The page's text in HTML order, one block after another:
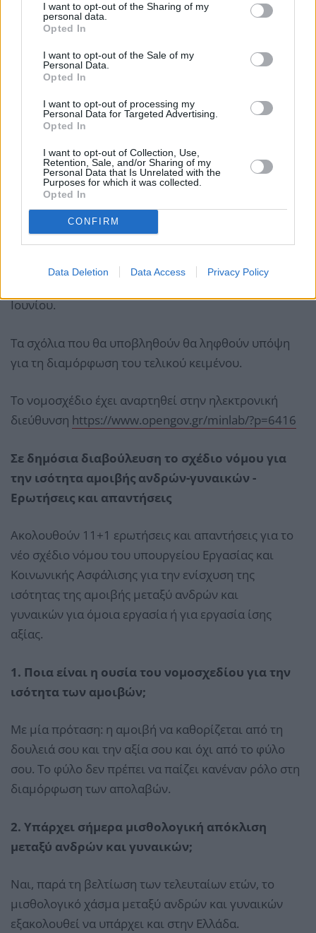
I want to opt-out of the Sharing of my
personal data.
Opted In
I want to opt-out of the Sale of my
Personal Data.
Opted In
I want to opt-out of processing my
Personal Data for Targeted Advertising.
Opted In
I want to opt-out of Collection, Use,
Retention, Sale, and/or Sharing of my
Personal Data that Is Unrelated with the
Purposes for which it was collected.
Opted In
CONFIRM
Data Deletion Data Access Privacy Policy
αντίστοιχες ειδικότητες του πρώην ΙΚΑ-ΕΤΑΜ.
Δυνατότητα απομακρυσμένης συμμετοχής στη
διαδικασία επίλυσης εργατικών διαφορών στην
Θεσμοθέτηση Ψηφιακού Μητρώου Συλλογικών
Συμβάσεων Εργασίας (ΣΣΕ), ώστε οι οργανώσεις να
καταθέτουν ηλεκτρονικά συλλογικές ρυθμίσεις, με
σκοπό την ευκολότερη πρόσβαση από τους πολίτες
στο περιεχόμενο των ΣΣΕ και την παρακολούθηση
της κάλυψης των εργαζομένων από ΣΣΕ.
Το νομοσχέδιο περιλαμβάνει συνολικά 45 άρθρα και
Ιουνίου.
Τα σχόλια που θα υποβληθούν θα ληφθούν υπόψη
για τη διαμόρφωση του τελικού κειμένου.
Το νομοσχέδιο έχει αναρτηθεί στην ηλεκτρονική
διεύθυνση https://www.opengov.gr/minlab/?p=6416
Σε δημόσια διαβούλευση το σχέδιο νόμου για
την ισότητα αμοιβής ανδρών-γυναικών -
Ερωτήσεις και απαντήσεις
Ακολουθούν 11+1 ερωτήσεις και απαντήσεις για το
νέο σχέδιο νόμου του υπουργείου Εργασίας και
Κοινωνικής Ασφάλισης για την ενίσχυση της
ισότητας της αμοιβής μεταξύ ανδρών και
γυναικών για όμοια εργασία ή για εργασία ίσης
αξίας.
1. Ποια είναι η ουσία του νομοσχεδίου για την
ισότητα των αμοιβών;
Με μία πρόταση: η αμοιβή να καθορίζεται από τη
δουλειά σου και την αξία σου και όχι από το φύλο
σου. Το φύλο δεν πρέπει να παίζει κανέναν ρόλο στη
διαμόρφωση των απολαβών.
2. Υπάρχει σήμερα μισθολογική απόκλιση
μεταξύ ανδρών και γυναικών;
Ναι, παρά τη βελτίωση των τελευταίων ετών, το
μισθολογικό χάσμα μεταξύ ανδρών και γυναικών
εξακολουθεί να υπάρχει και στην Ελλάδα.